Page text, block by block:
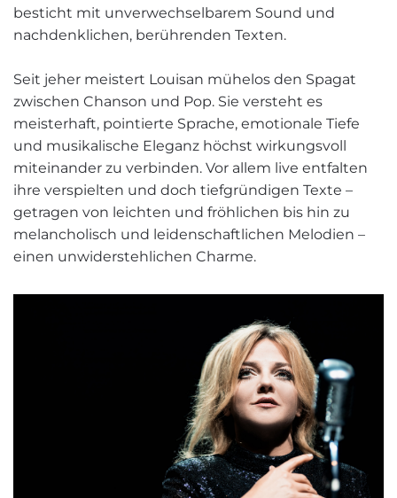
besticht mit unverwechselbarem Sound und
nachdenklichen, berührenden Texten.
Seit jeher meistert Louisan mühelos den Spagat
zwischen Chanson und Pop. Sie versteht es
meisterhaft, pointierte Sprache, emotionale Tiefe
und musikalische Eleganz höchst wirkungsvoll
miteinander zu verbinden. Vor allem live entfalten
ihre verspielten und doch tiefgründigen Texte –
getragen von leichten und fröhlichen bis hin zu
melancholisch und leidenschaftlichen Melodien –
einen unwiderstehlichen Charme.